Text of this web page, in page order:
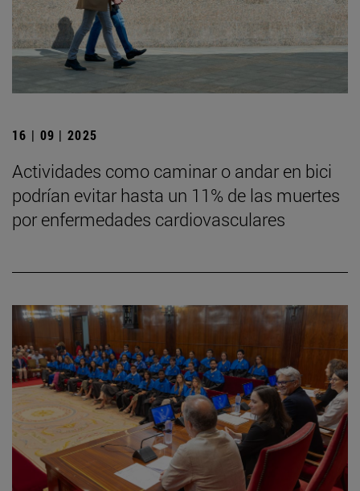
16 | 09 | 2025
Actividades como caminar o andar en bici
podrían evitar hasta un 11% de las muertes
por enfermedades cardiovasculares